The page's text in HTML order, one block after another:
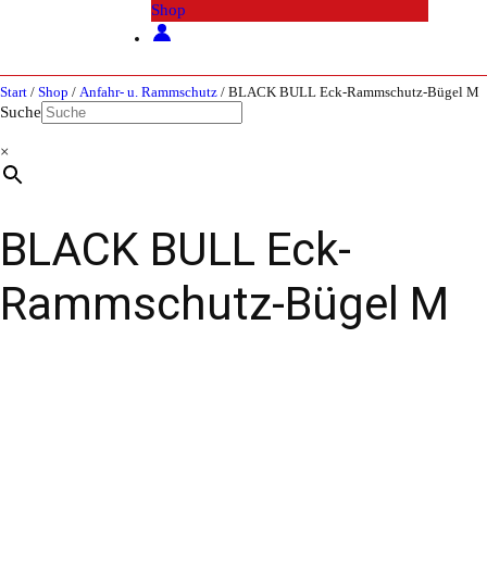
Shop
Start / Shop / Anfahr- u. Rammschutz / BLACK BULL Eck-Rammschutz-Bügel M
Suche
×
BLACK BULL Eck-
Rammschutz-Bügel M